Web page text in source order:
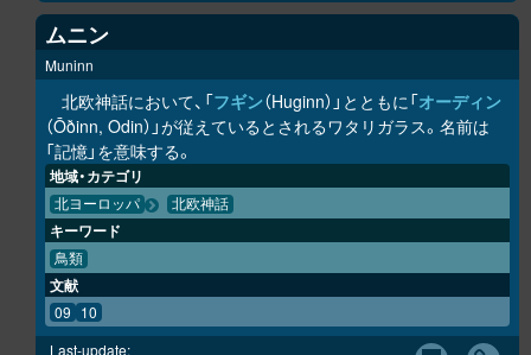
ムニン
Muninn
北欧神話において、「フギン（Huginn）」とともに「オーディン
（Ōðinn, Odin）」が従えているとされるワタリガラス。名前は
「記憶」を意味する。
地域・カテゴリ
北ヨーロッパ 北欧神話
キーワード
鳥類
文献
09 10
Last-update: